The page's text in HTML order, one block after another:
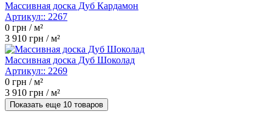
Массивная доска Дуб Кардамон
Артикул:: 2267
0 грн / м²
3 910 грн / м²
Массивная доска Дуб Шоколад
Артикул:: 2269
0 грн / м²
3 910 грн / м²
Показать еще 10 товаров